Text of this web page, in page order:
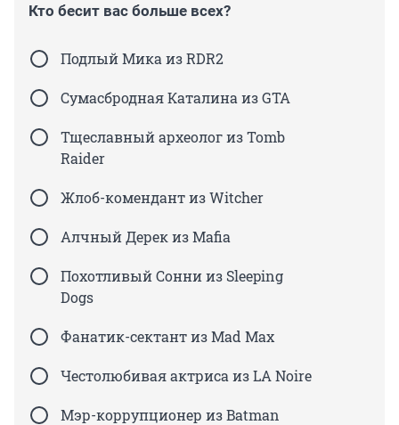
Кто бесит вас больше всех?
Подлый Мика из RDR2
Сумасбродная Каталина из GTA
Тщеславный археолог из Tomb
Raider
Жлоб-комендант из Witcher
Алчный Дерек из Mafia
Похотливый Сонни из Sleeping
Dogs
Фанатик-сектант из Mad Max
Честолюбивая актриса из LA Noire
Мэр-коррупционер из Batman